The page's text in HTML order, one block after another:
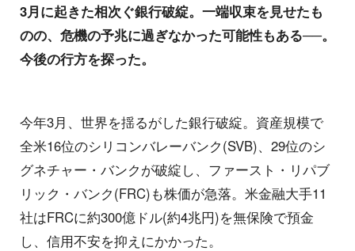
3月に起きた相次ぐ銀行破綻。一端収束を見せたも
のの、危機の予兆に過ぎなかった可能性もある──。
今後の行方を探った。
今年3月、世界を揺るがした銀行破綻。資産規模で
全米16位のシリコンバレーバンク(SVB)、29位のシ
グネチャー・バンクが破綻し、ファースト・リパブ
リック・バンク(FRC)も株価が急落。米金融大手11
社はFRCに約300億ドル(約4兆円)を無保険で預金
し、信用不安を抑えにかかった。